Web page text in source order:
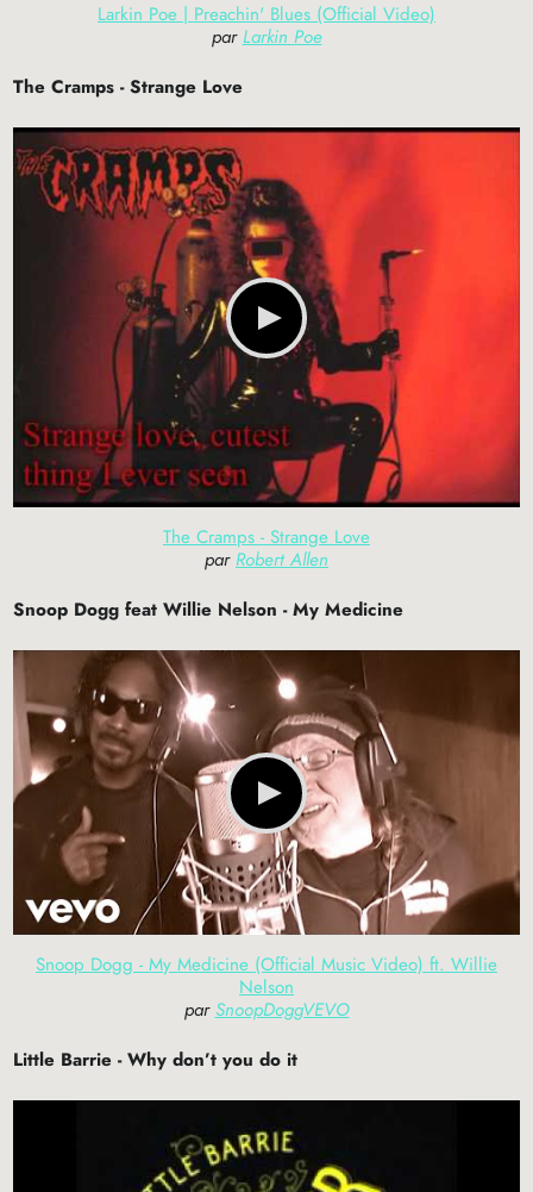
Larkin Poe | Preachin' Blues (Official Video)
parLarkin Poe
The Cramps - Strange Love
The Cramps - Strange Love
parRobert Allen
Snoop Doggfeat Willie Nelson - My Medicine
Snoop Dogg - My Medicine (Official Music Video) ft. Willie
Nelson
parSnoopDoggVEVO
Little Barrie - Why don’t you do it